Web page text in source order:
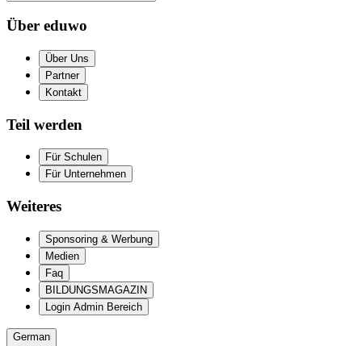
Über eduwo
Über Uns
Partner
Kontakt
Teil werden
Für Schulen
Für Unternehmen
Weiteres
Sponsoring & Werbung
Medien
Faq
BILDUNGSMAGAZIN
Login Admin Bereich
German